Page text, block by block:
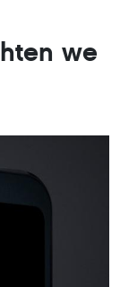
we